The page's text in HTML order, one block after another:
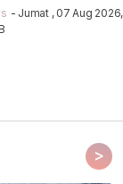
- Jumat , 07 Aug 2026,
>